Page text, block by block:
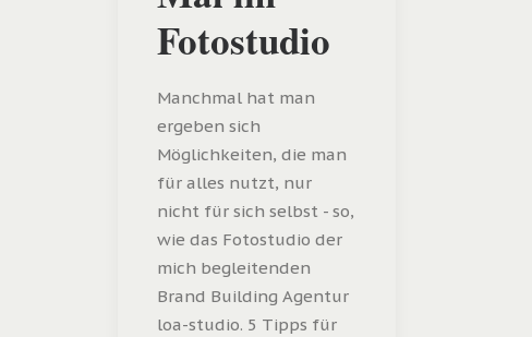
Fotostudio
Manchmal hat man
ergeben sich
Möglichkeiten, die man
für alles nutzt, nur
nicht für sich selbst - so,
wie das Fotostudio der
mich begleitenden
Brand Building Agentur
loa-studio. 5 Tipps für